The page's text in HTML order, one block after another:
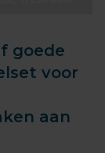
goede
voor
aan